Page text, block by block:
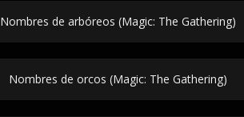
Nombres de arbóreos (Magic: The Gathering)
Nombres de orcos (Magic: The Gathering)